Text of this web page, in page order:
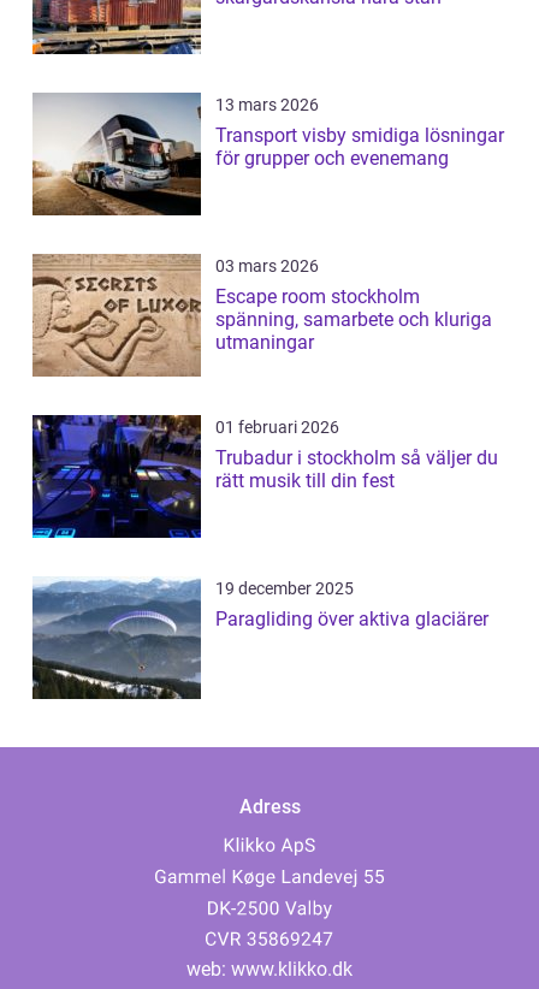
13 mars 2026
Transport visby smidiga lösningar
för grupper och evenemang
03 mars 2026
Escape room stockholm
spänning, samarbete och kluriga
utmaningar
01 februari 2026
Trubadur i stockholm så väljer du
rätt musik till din fest
19 december 2025
Paragliding över aktiva glaciärer
Adress
web: www.klikko.dk